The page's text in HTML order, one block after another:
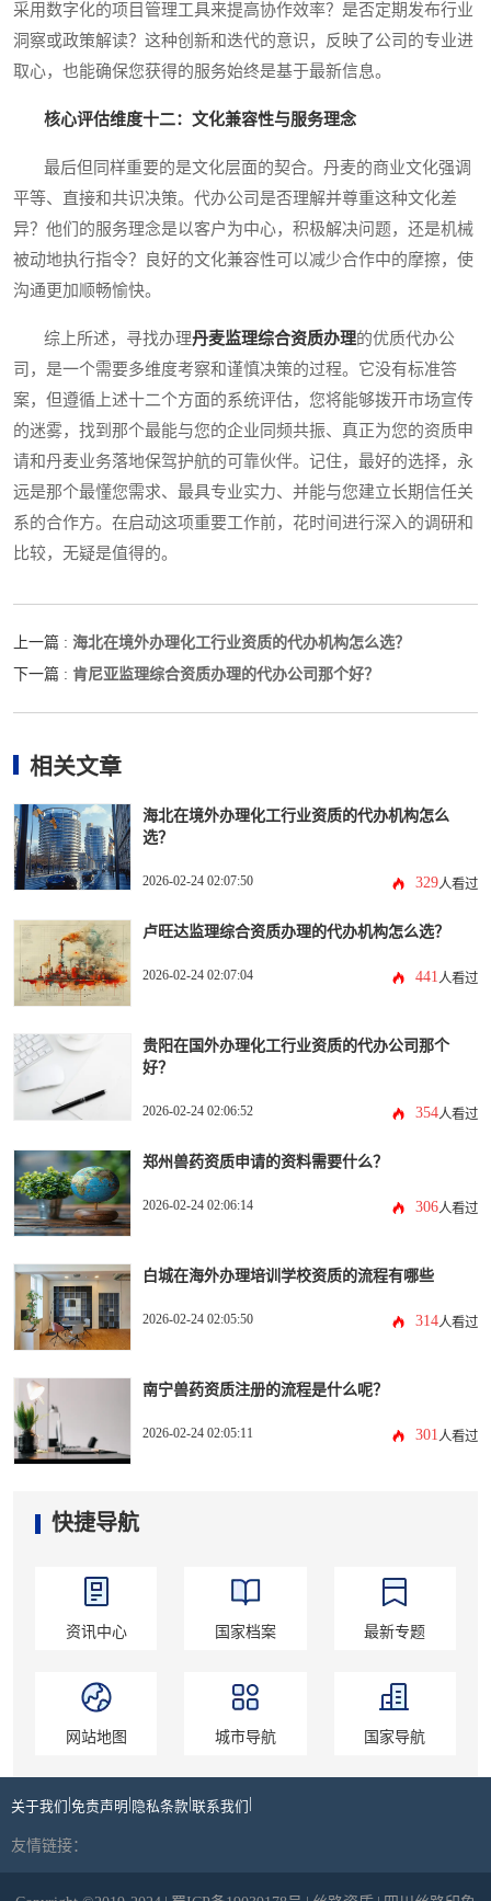
采用数字化的项目管理工具来提高协作效率？是否定期发布行业
洞察或政策解读？这种创新和迭代的意识，反映了公司的专业进
取心，也能确保您获得的服务始终是基于最新信息。
核心评估维度十二：文化兼容性与服务理念
最后但同样重要的是文化层面的契合。丹麦的商业文化强调
平等、直接和共识决策。代办公司是否理解并尊重这种文化差
异？他们的服务理念是以客户为中心，积极解决问题，还是机械
被动地执行指令？良好的文化兼容性可以减少合作中的摩擦，使
沟通更加顺畅愉快。
综上所述，寻找办理丹麦监理综合资质办理的优质代办公
司，是一个需要多维度考察和谨慎决策的过程。它没有标准答
案，但遵循上述十二个方面的系统评估，您将能够拨开市场宣传
的迷雾，找到那个最能与您的企业同频共振、真正为您的资质申
请和丹麦业务落地保驾护航的可靠伙伴。记住，最好的选择，永
远是那个最懂您需求、最具专业实力、并能与您建立长期信任关
系的合作方。在启动这项重要工作前，花时间进行深入的调研和
比较，无疑是值得的。
上一篇 : 海北在境外办理化工行业资质的代办机构怎么选？
下一篇 : 肯尼亚监理综合资质办理的代办公司那个好？
相关文章
海北在境外办理化工行业资质的代办机构怎么
选？
2026-02-24 02:07:50 329人看过
卢旺达监理综合资质办理的代办机构怎么选？
2026-02-24 02:07:04 441人看过
贵阳在国外办理化工行业资质的代办公司那个
好？
2026-02-24 02:06:52 354人看过
郑州兽药资质申请的资料需要什么？
2026-02-24 02:06:14 306人看过
白城在海外办理培训学校资质的流程有哪些
2026-02-24 02:05:50 314人看过
南宁兽药资质注册的流程是什么呢？
2026-02-24 02:05:11 301人看过
快捷导航
资讯中心 国家档案 最新专题
网站地图 城市导航 国家导航
关于我们 免责声明 隐私条款 联系我们
友情链接：